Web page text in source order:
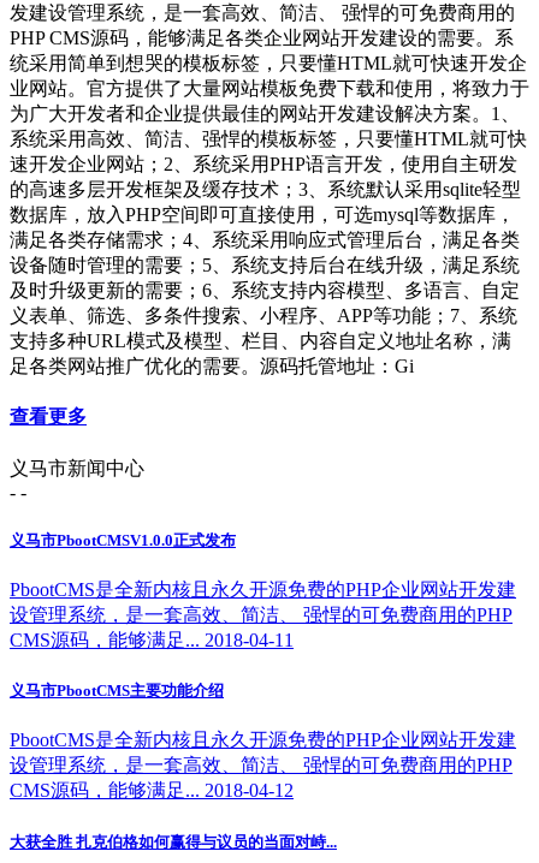
发建设管理系统，是一套高效、简洁、 强悍的可免费商用的
PHP CMS源码，能够满足各类企业网站开发建设的需要。系
统采用简单到想哭的模板标签，只要懂HTML就可快速开发企
业网站。官方提供了大量网站模板免费下载和使用，将致力于
为广大开发者和企业提供最佳的网站开发建设解决方案。1、
系统采用高效、简洁、强悍的模板标签，只要懂HTML就可快
速开发企业网站；2、系统采用PHP语言开发，使用自主研发
的高速多层开发框架及缓存技术；3、系统默认采用sqlite轻型
数据库，放入PHP空间即可直接使用，可选mysql等数据库，
满足各类存储需求；4、系统采用响应式管理后台，满足各类
设备随时管理的需要；5、系统支持后台在线升级，满足系统
及时升级更新的需要；6、系统支持内容模型、多语言、自定
义表单、筛选、多条件搜索、小程序、APP等功能；7、系统
支持多种URL模式及模型、栏目、内容自定义地址名称，满
足各类网站推广优化的需要。源码托管地址：Gi
查看更多
义马市新闻中心
- -
义马市PbootCMSV1.0.0正式发布
PbootCMS是全新内核且永久开源免费的PHP企业网站开发建
设管理系统，是一套高效、简洁、 强悍的可免费商用的PHP
CMS源码，能够满足... 2018-04-11
义马市PbootCMS主要功能介绍
PbootCMS是全新内核且永久开源免费的PHP企业网站开发建
设管理系统，是一套高效、简洁、 强悍的可免费商用的PHP
CMS源码，能够满足... 2018-04-12
大获全胜 扎克伯格如何赢得与议员的当面对峙...